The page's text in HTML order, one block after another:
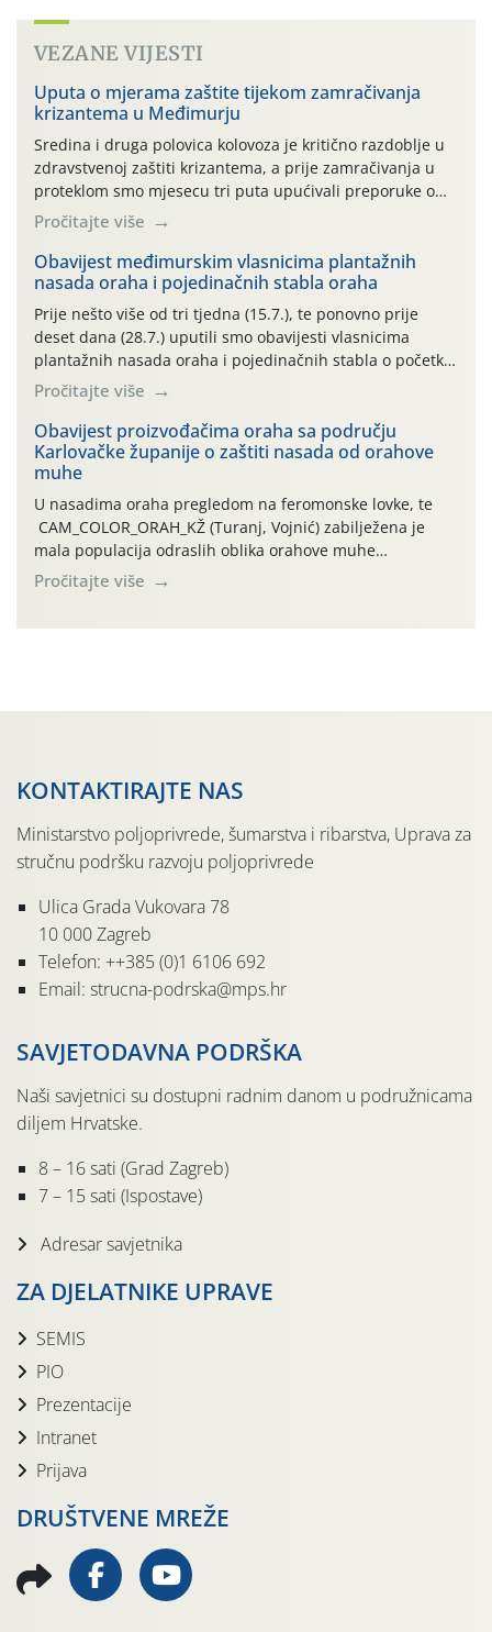
VEZANE VIJESTI
Uputa o mjerama zaštite tijekom zamračivanja
krizantema u Međimurju
Sredina i druga polovica kolovoza je kritično razdoblje u
zdravstvenoj zaštiti krizantema, a prije zamračivanja u
proteklom smo mjesecu tri puta upućivali preporuke o
preventivnim mjerama zaštite krizantema od najčešćih
uzročnika bolesti, štetnika i fito-fagnih grinja (23.7., 14.7.,
06.7.)! Na početku ovog mjeseca je zabilježeno je
povijesno i ekstremno vruće meteorološko razdoblje, uz
najviše temperature […]
Pročitajte više
Obavijest međimurskim vlasnicima plantažnih
nasada oraha i pojedinačnih stabla oraha
Prije nešto više od tri tjedna (15.7.), te ponovno prije
deset dana (28.7.) uputili smo obavijesti vlasnicima
plantažnih nasada oraha i pojedinačnih stabla o početku
leta i ovogodišnjoj potrebi usmjerenog suzbijanja
orahove muhe (Rhagoletis completa)! Već dvanaest dana
traje drugi ovogodišnji “toplinski udar”, koji naročito
izražen zadnja šest dana (31.7.-05.8.), jer najviše
temperature zraka svakodnevno […]
Pročitajte više
Obavijest proizvođačima oraha sa području
Karlovačke županije o zaštiti nasada od orahove
muhe
U nasadima oraha pregledom na feromonske lovke, te
CAM_COLOR_ORAH_KŽ (Turanj, Vojnić) zabilježena je
mala populacija odraslih oblika orahove muhe
(Rhagoletis completa). Niska brojnost može se objasniti
činjenicom da je riječ o mladim nasadima s vrlo malim
Pročitajte više
KONTAKTIRAJTE NAS
Ministarstvo poljoprivrede, šumarstva i ribarstva, Uprava za
stručnu podršku razvoju poljoprivrede
Ulica Grada Vukovara 78
10 000 Zagreb
Telefon: ++385 (0)1 6106 692
Email: strucna-podrska@mps.hr
SAVJETODAVNA PODRŠKA
Naši savjetnici su dostupni radnim danom u podružnicama
diljem Hrvatske.
8 – 16 sati (Grad Zagreb)
7 – 15 sati (Ispostave)
Adresar savjetnika
ZA DJELATNIKE UPRAVE
SEMIS
PIO
Prezentacije
Intranet
Prijava
DRUŠTVENE MREŽE